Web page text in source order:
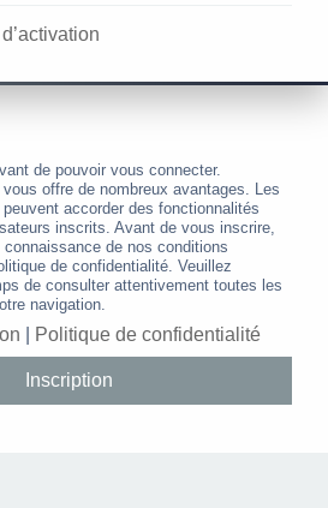
de pouvoir vous connecter.
vous offre de nombreux avantages. Les
accorder des fonctionnalités
inscrits. Avant de vous inscrire,
connaissance de nos conditions
de confidentialité. Veuillez
de consulter attentivement toutes les
navigation.
Politique de confidentialité
Inscription